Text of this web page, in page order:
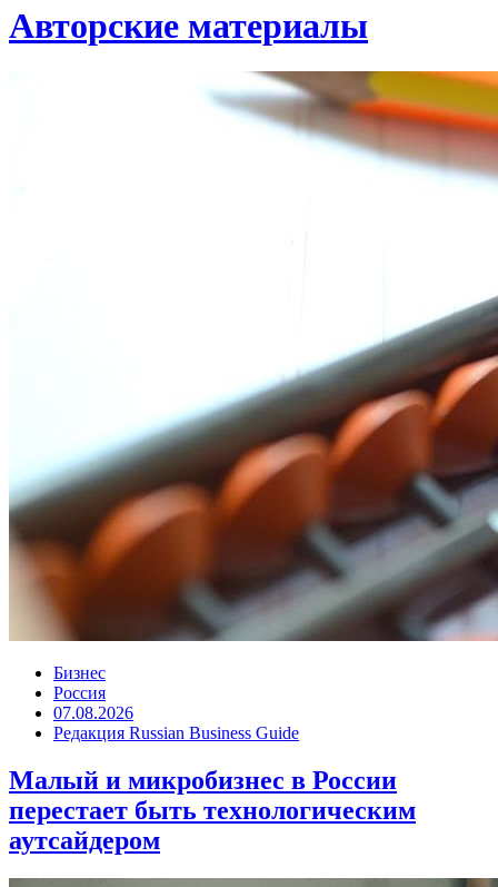
Авторские материалы
Бизнес
Россия
07.08.2026
Редакция Russian Business Guide
Малый и микробизнес в России
перестает быть технологическим
аутсайдером